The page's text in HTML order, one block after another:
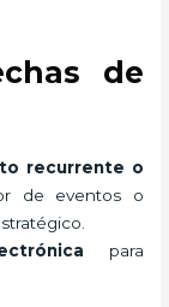
de
recurrente o
de eventos o
para